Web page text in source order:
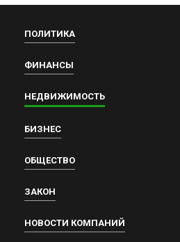
ПОЛИТИКА
ФИНАНСЫ
НЕДВИЖИМОСТЬ
БИЗНЕС
ОБЩЕСТВО
ЗАКОН
НОВОСТИ КОМПАНИЙ